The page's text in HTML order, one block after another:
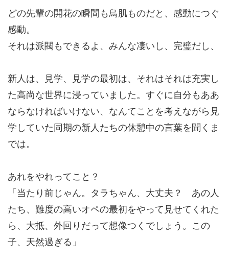
どの先輩の開花の瞬間も鳥肌ものだと、感動につぐ
感動。
それは派閥もできるよ、みんな凄いし、完璧だし、
新人は、見学、見学の最初は、それはそれは充実し
た高尚な世界に浸っていました。すぐに自分もああ
ならなければいけない、なんてことを考えながら見
学していた同期の新人たちの休憩中の言葉を聞くま
では。
あれをやれってこと？
「当たり前じゃん。タラちゃん、大丈夫？ あの人
たち、難度の高いオペの最初をやって見せてくれた
ら、大抵、外回りだって想像つくでしょう。この
子、天然過ぎる」